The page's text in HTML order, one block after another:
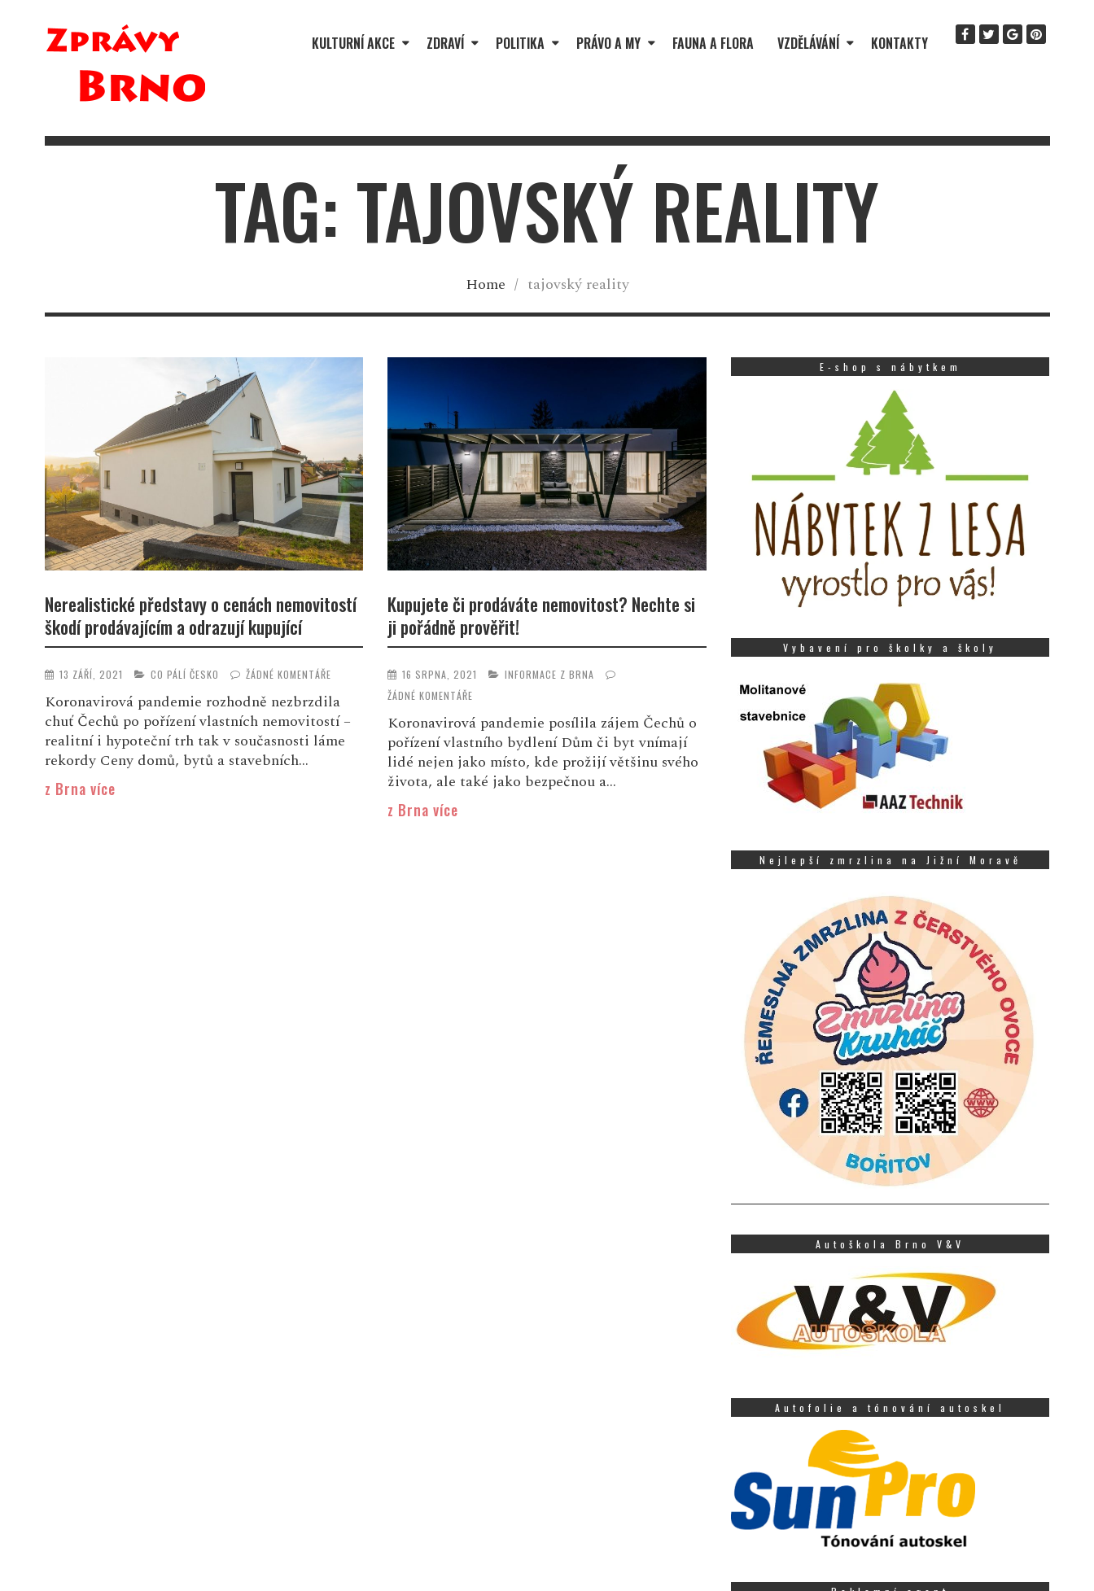
KULTURNÍ AKCE ZDRAVÍ POLITIKA PRÁVO A MY FAUNA A FLORA VZDĚLÁVÁNÍ KONTAKTY
TAG: TAJOVSKÝ REALITY
Home / tajovský reality
Nerealistické představy o cenách nemovitostí
škodí prodávajícím a odrazují kupující
13 ZÁŘÍ, 2021 CO PÁLÍ ČESKO ŽÁDNÉ KOMENTÁŘE
Koronavirová pandemie rozhodně nezbrzdila
chuť Čechů po pořízení vlastních nemovitostí –
realitní i hypoteční trh tak v současnosti láme
rekordy Ceny domů, bytů a stavebních...
z Brna více
Kupujete či prodáváte nemovitost? Nechte si
ji pořádně prověřit!
16 SRPNA, 2021
INFORMACE Z BRNA
ŽÁDNÉ KOMENTÁŘE
Koronavirová pandemie posílila zájem Čechů o
pořízení vlastního bydlení Dům či byt vnímají
lidé nejen jako místo, kde prožijí většinu svého
života, ale také jako bezpečnou a...
z Brna více
E-shop s nábytkem
Vybavení pro školky a školy
Nejlepší zmrzlina na Jižní Moravě
Autoškola Brno V&V
Autofolie a tónování autoskel